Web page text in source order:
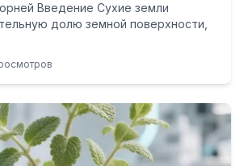
Введение Сухие земли
долю земной поверхности,